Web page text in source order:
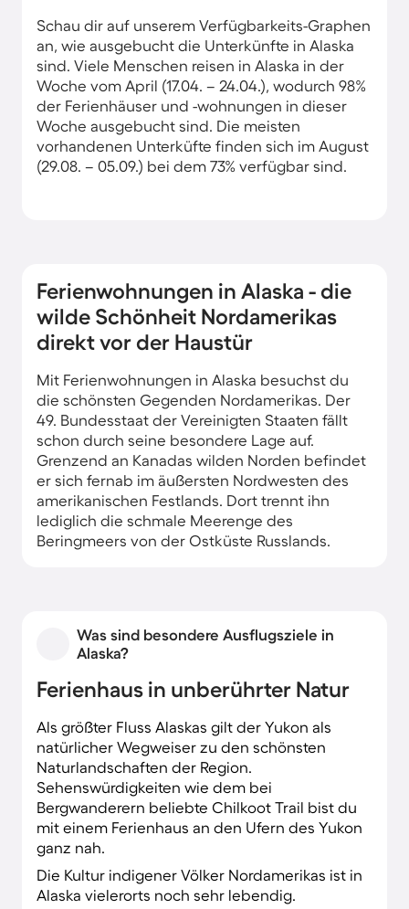
Schau dir auf unserem Verfügbarkeits-Graphen
an, wie ausgebucht die Unterkünfte in Alaska
sind. Viele Menschen reisen in Alaska in der
Woche vom April (17.04. – 24.04.), wodurch 98%
der Ferienhäuser und -wohnungen in dieser
Woche ausgebucht sind. Die meisten
vorhandenen Unterküfte finden sich im August
(29.08. – 05.09.) bei dem 73% verfügbar sind.
Ferienwohnungen in Alaska - die
wilde Schönheit Nordamerikas
direkt vor der Haustür
Mit Ferienwohnungen in Alaska besuchst du
die schönsten Gegenden Nordamerikas. Der
49. Bundesstaat der Vereinigten Staaten fällt
schon durch seine besondere Lage auf.
Grenzend an Kanadas wilden Norden befindet
er sich fernab im äußersten Nordwesten des
amerikanischen Festlands. Dort trennt ihn
lediglich die schmale Meerenge des
Beringmeers von der Ostküste Russlands.
entfernt. Rund um deine Unterkunft bietet der
US-Bundesstaat eine einzigartige Naturkulisse:
Natururlauber, auf deren Liste der schönsten
steht.
Was sind besondere Ausflugsziele in
Alaska?
Ferienhaus in unberührter Natur
Als größter Fluss Alaskas gilt der Yukon als
natürlicher Wegweiser zu den schönsten
Naturlandschaften der Region.
Sehenswürdigkeiten wie dem bei
Bergwanderern beliebte Chilkoot Trail bist du
mit einem Ferienhaus an den Ufern des Yukon
ganz nah.
Die Kultur indigener Völker Nordamerikas ist in
Alaska vielerorts noch sehr lebendig.